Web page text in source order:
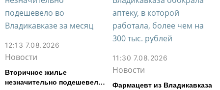
12:13 7.08.2026
Новости
Вторичное жилье
незначительно подешевело
11:30 7.08.2026
Новости
Фармацевт из Владикавказа